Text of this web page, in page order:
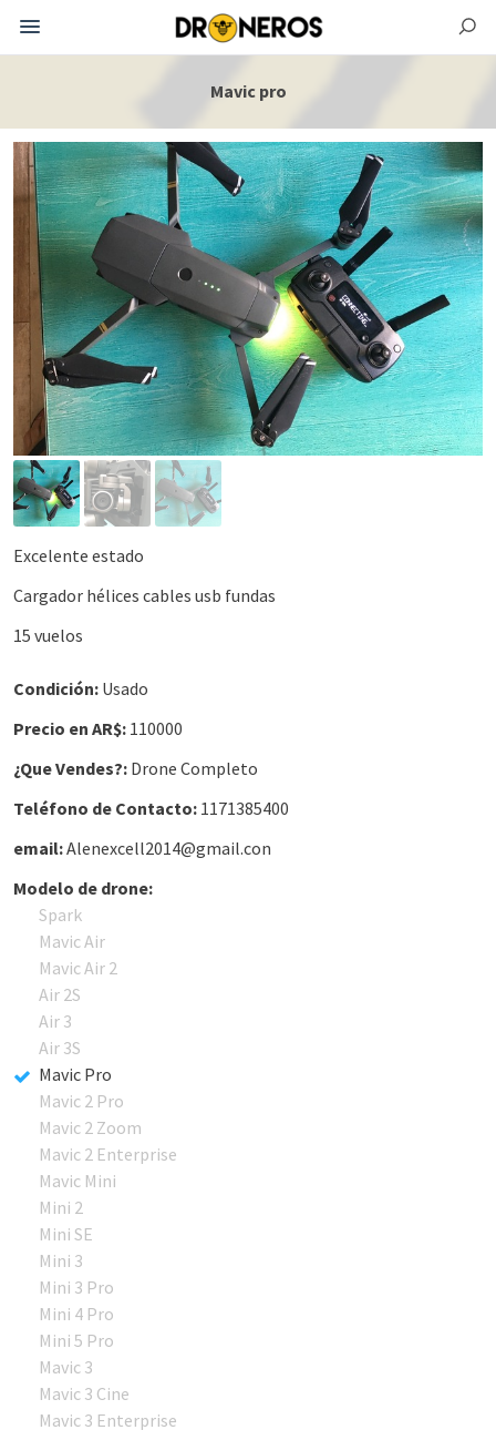
Mavic pro
Excelente estado
Cargador hélices cables usb fundas
15 vuelos
Condición: Usado
Precio en AR$: 110000
¿Que Vendes?: Drone Completo
Teléfono de Contacto: 1171385400
email:Alenexcell2014@gmail.con
Modelo de drone:
Spark
Mavic Air
Mavic Air 2
Air 2S
Air 3
Air 3S
Mavic Pro
Mavic 2 Pro
Mavic 2 Zoom
Mavic 2 Enterprise
Mavic Mini
Mini 2
Mini SE
Mini 3
Mini 3 Pro
Mini 4 Pro
Mini 5 Pro
Mavic 3
Mavic 3 Cine
Mavic 3 Enterprise